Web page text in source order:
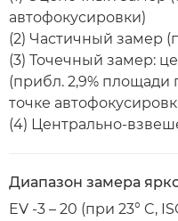
автофокусировки)
(2) Частичный замер
(3) Точечный замер:
(прибл. 2,9% площади
точке
(4) Центрально-
Диапазон замера
EV -3 – 20 (при 23° C,